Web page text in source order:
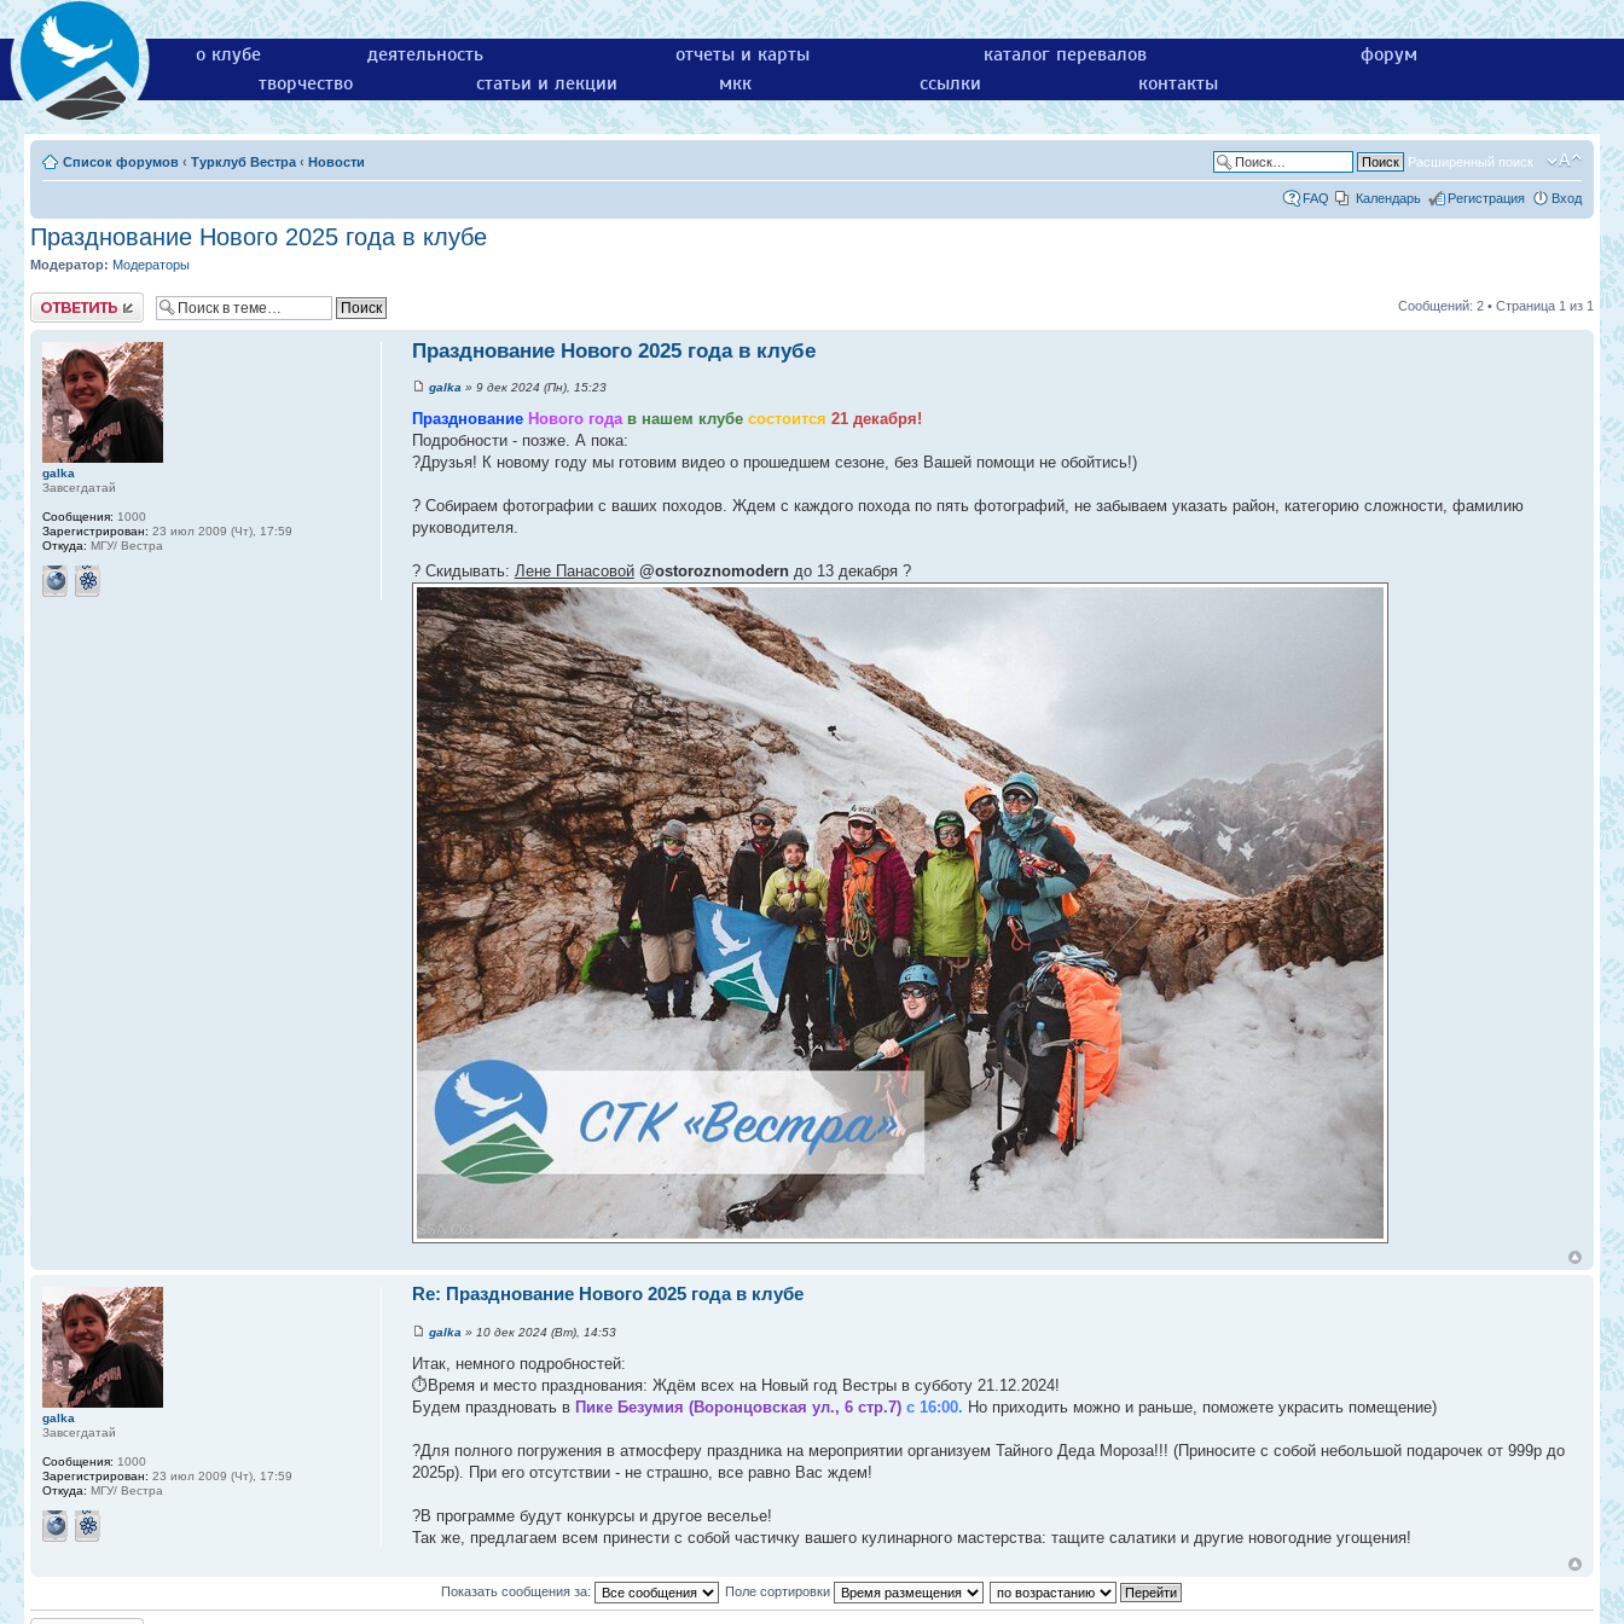
о клубе деятельность отчеты и карты каталог перевалов
форум
творчество
статьи и лекции мкк ссылки контакты
Список форумов ‹ Турклуб Вестра ‹ Новости Расширенный поиск
FAQ Календарь Регистрация Вход
Празднование Нового 2025 года в клубе
Модератор: Модераторы
Ответить Сообщений: 2 • Страница 1 из 1
Празднование Нового 2025 года в клубе
galka» 9 дек 2024 (Пн), 15:23
Празднование Нового года в нашем клубе состоится 21 декабря!
Подробности - позже. А пока:
?Друзья! К новому году мы готовим видео о прошедшем сезоне, без Вашей помощи не обойтись!)
? Собираем фотографии с ваших походов. Ждем с каждого похода по пять фотографий, не забываем указать район, категорию сложности, фамилию
руководителя.
? Скидывать: Лене Панасовой @ostoroznomodernдо 13 декабря ?
galka
Завсегдатай
Сообщения: 1000
Зарегистрирован: 23 июл 2009 (Чт), 17:59
Откуда: МГУ/ Вестра
Re: Празднование Нового 2025 года в клубе
galka » 10 дек 2024 (Вт), 14:53
Итак, немного подробностей:
⏱Время и место празднования: Ждëм всех на Новый год Вестры в субботу 21.12.2024!
Будем праздновать в Пике Безумия (Воронцовская ул., 6 стр.7) с 16:00. Но приходить можно и раньше, поможете украсить помещение)
?Для полного погружения в атмосферу праздника на мероприятии организуем Тайного Деда Мороза!!! (Приносите с собой небольшой подарочек от 999р до
2025р). При его отсутствии - не страшно, все равно Вас ждем!
?В программе будут конкурсы и другое веселье!
Так же, предлагаем всем принести с собой частичку вашего кулинарного мастерства: тащите салатики и другие новогодние угощения!
galka
Завсегдатай
Сообщения: 1000
Зарегистрирован: 23 июл 2009 (Чт), 17:59
Откуда: МГУ/ Вестра
Показать сообщения за: Поле сортировки